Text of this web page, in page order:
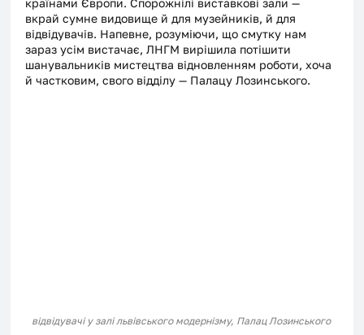
вкрай сумне видовище й для музейників, й для
відвідувачів. Напевне, розуміючи, що смутку нам
зараз усім вистачає, ЛНГМ вирішила потішити
шанувальників мистецтва відновленням роботи, хоча
й частковим, свого відділу — Палацу Лозинського.
відвідувачі у залі львівського модернізму, Палац Лозинського